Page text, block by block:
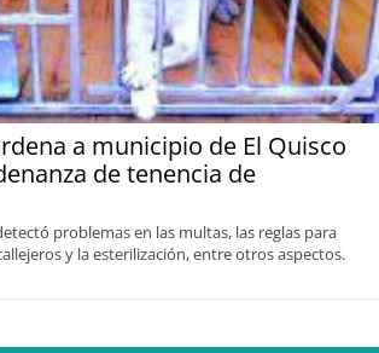
a municipio de El Quisco
de tenencia de
problemas en las multas, las reglas para
y la esterilización, entre otros aspectos.